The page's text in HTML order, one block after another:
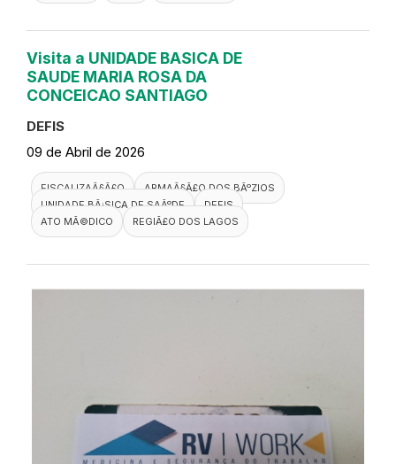
Visita a UNIDADE BASICA DE
SAUDE MARIA ROSA DA
CONCEICAO SANTIAGO
DEFIS
09 de Abril de 2026
FISCALIZAÃ§Ã£O
ARMAÃ§Ã£O DOS BÃºZIOS
UNIDADE BÃ¡SICA DE SAÃºDE
DEFIS
ATO MÃ©DICO
REGIÃ£O DOS LAGOS